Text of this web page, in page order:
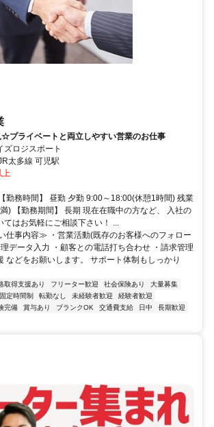
☆プライベートと両立しやすい営業のお仕事
ズロジスポート
太多線 可児駅
上
勤務時間】 昼勤 夕勤 9:00～18:00(休憩1時間) 残業
) 【勤務期間】 長期 現在在職中の方など、 入社の
てはお気軽にご相談下さい！ ...
仕事内容≫ ・営業活動(既存のお客様へのフォロー
データ入力 ・顧客との電話打ち合わせ ・請求管理
などをお願いします。 サポート体制もしっかり
取得支援あり フリーター歓迎 社会保険あり
大量募集
固定時間制 転勤なし 未経験者歓迎
経験者歓迎
完備 賞与あり ブランクOK 交通費支給 日中
長期歓迎